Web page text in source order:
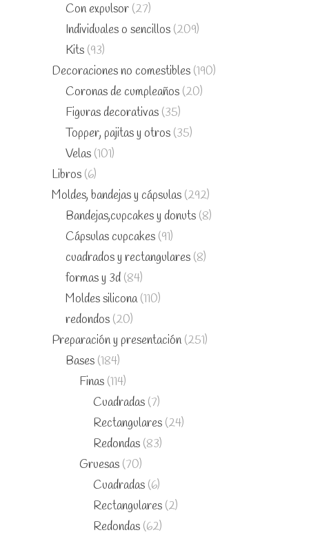
Con expulsor (27)
Individuales o sencillos (209)
Kits (93)
Decoraciones no comestibles (190)
Coronas de cumpleaños (20)
Figuras decorativas (35)
Topper, pajitas y otros (35)
Velas (101)
Libros (6)
Moldes, bandejas y cápsulas (292)
Bandejas,cupcakes y donuts (8)
Cápsulas cupcakes (91)
cuadrados y rectangulares (8)
formas y 3d (84)
Moldes silicona (110)
redondos (20)
Preparación y presentación (251)
Bases (184)
Finas (114)
Cuadradas (7)
Rectangulares (24)
Redondas (83)
Gruesas (70)
Cuadradas (6)
Rectangulares (2)
Redondas (62)